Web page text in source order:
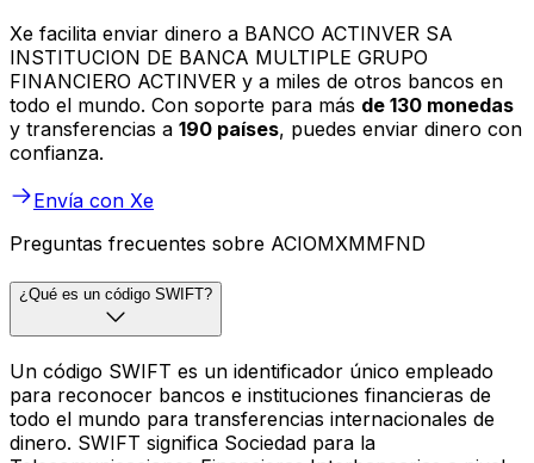
Xe facilita enviar dinero a BANCO ACTINVER SA
INSTITUCION DE BANCA MULTIPLE GRUPO
FINANCIERO ACTINVER y a miles de otros bancos en
todo el mundo. Con soporte para más de 130 monedas
y transferencias a 190 países, puedes enviar dinero con
confianza.
Envía con Xe
Preguntas frecuentes sobre ACIOMXMMFND
¿Qué es un código SWIFT?
Un código SWIFT es un identificador único empleado
para reconocer bancos e instituciones financieras de
todo el mundo para transferencias internacionales de
dinero. SWIFT significa Sociedad para la